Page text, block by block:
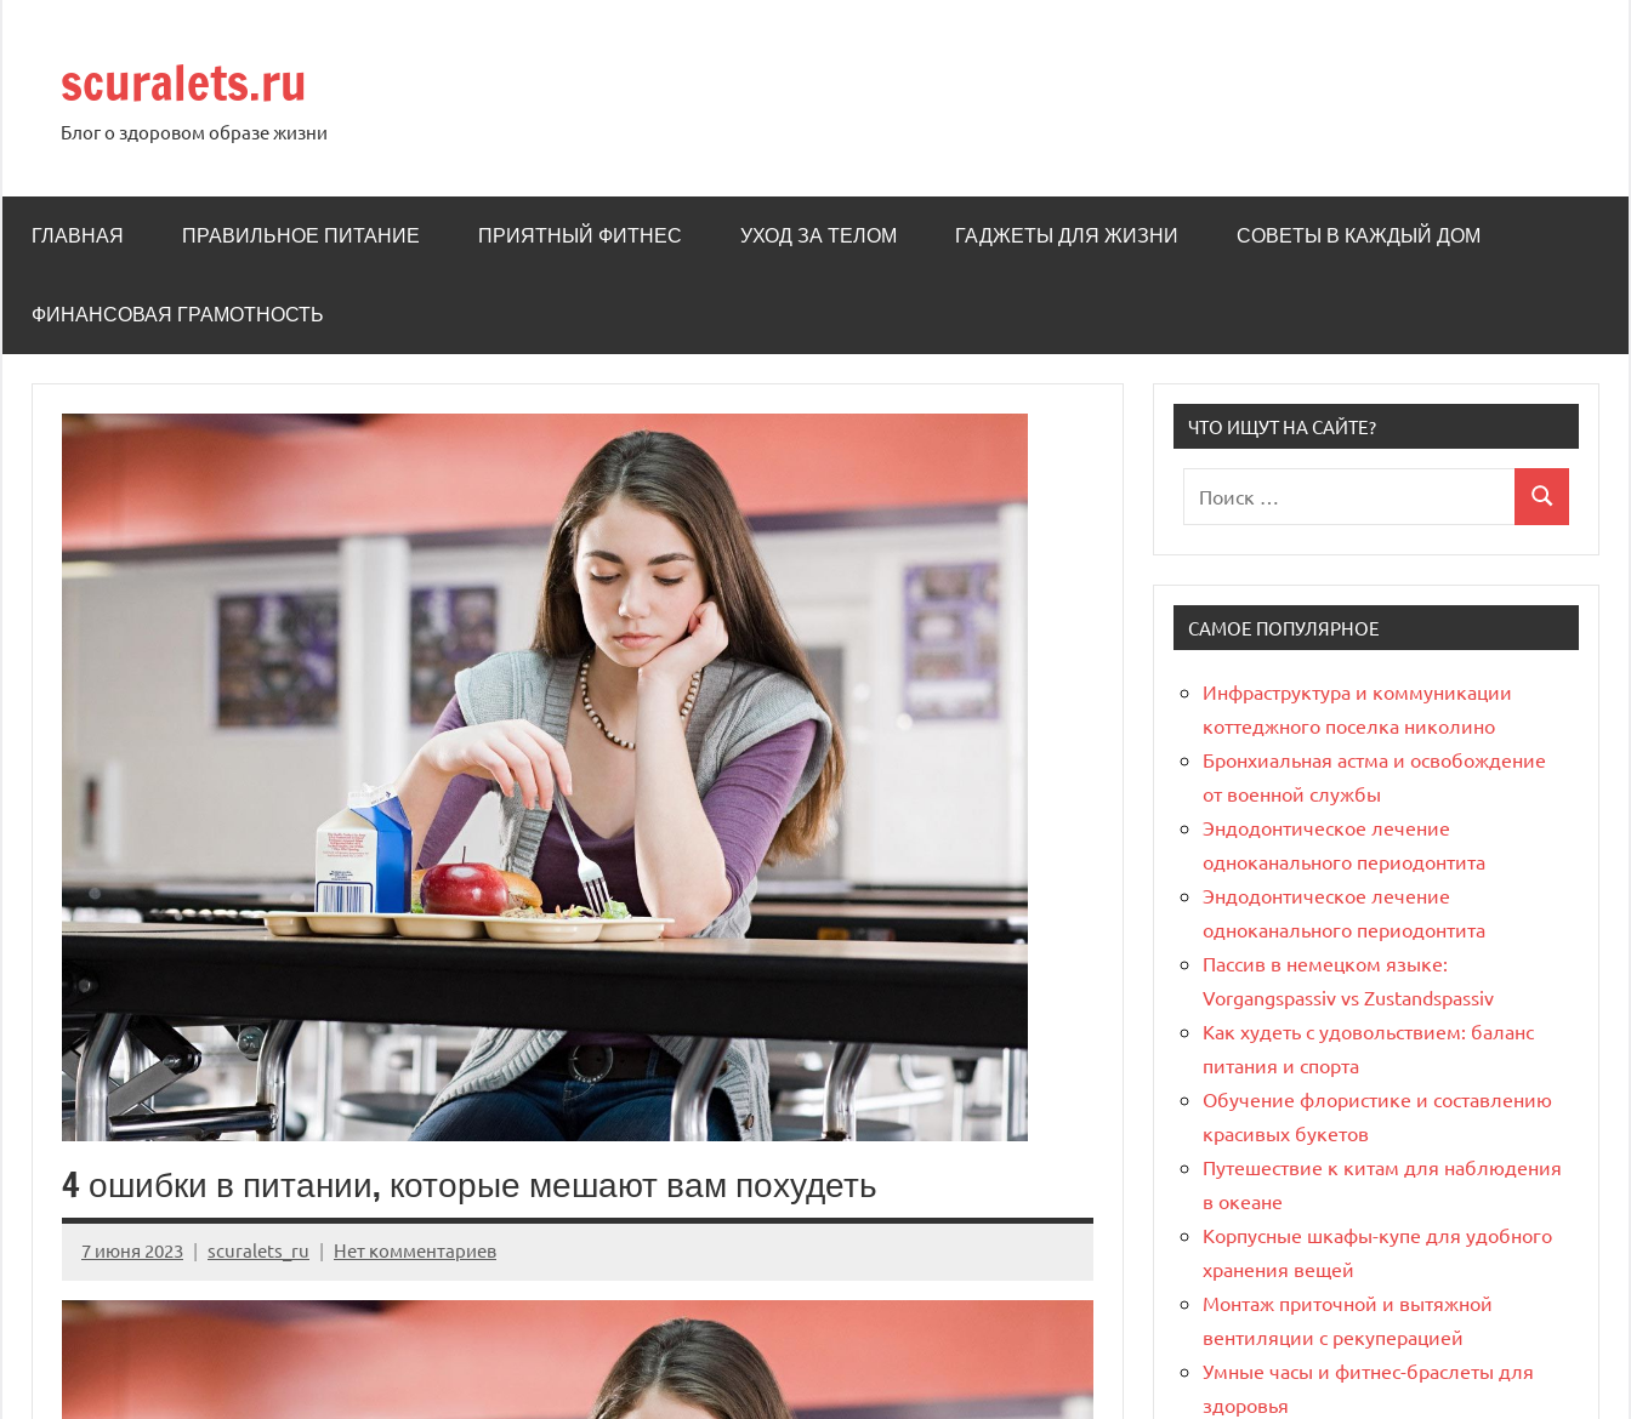
содержимому
scuralets.ru
Блог о здоровом образе жизни
ГЛАВНАЯ ПРАВИЛЬНОЕ ПИТАНИЕ ПРИЯТНЫЙ ФИТНЕС УХОД ЗА ТЕЛОМ ГАДЖЕТЫ ДЛЯ ЖИЗНИ СОВЕТЫ В КАЖДЫЙ ДОМ
ФИНАНСОВАЯ ГРАМОТНОСТЬ
4 ошибки в питании, которые мешают вам похудеть
7 июня 2023 scuralets_ru Нет комментариев
ЧТО ИЩУТ НА САЙТЕ?
для:
Поиск
САМОЕ ПОПУЛЯРНОЕ
Инфраструктура и коммуникации
коттеджного поселка николино
Бронхиальная астма и освобождение
от военной службы
Эндодонтическое лечение
одноканального периодонтита
Эндодонтическое лечение
одноканального периодонтита
Пассив в немецком языке:
Vorgangspassiv vs Zustandspassiv
Как худеть с удовольствием: баланс
питания и спорта
Обучение флористике и составлению
красивых букетов
Путешествие к китам для наблюдения
в океане
Корпусные шкафы-купе для удобного
хранения вещей
Монтаж приточной и вытяжной
вентиляции с рекуперацией
Умные часы и фитнес-браслеты для
здоровья